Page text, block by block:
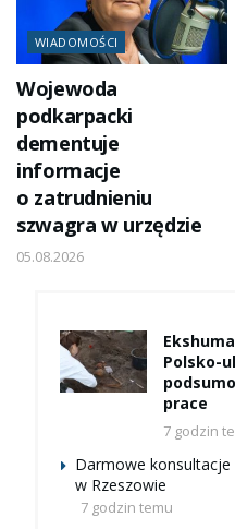
WIADOMOŚCI
Wojewoda
podkarpacki
dementuje
informacje
o zatrudnieniu
szwagra w urzędzie
05.08.2026
Polsko-
prace
7 godzin
Darmowe
w Rzeszowie
7 godzin temu